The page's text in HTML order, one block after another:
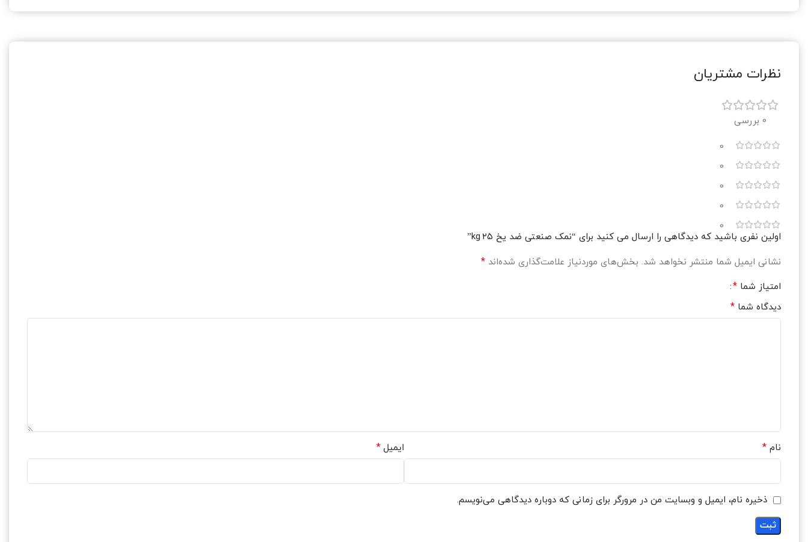
نظرات مشتریان
0 بررسی
0
0
0
0
0
اولین نفری باشید که دیدگاهی را ارسال می کنید برای “نمک صنعتی ضد یخ ۲۵ kg”
نشانی ایمیل شما منتشر نخواهد شد. بخش‌های موردنیاز علامت‌گذاری شده‌اند *
امتیاز شما *
دیدگاه شما *
نام * ایمیل *
ذخیره نام، ایمیل و وبسایت من در مرورگر برای زمانی که دوباره دیدگاهی می‌نویسم.